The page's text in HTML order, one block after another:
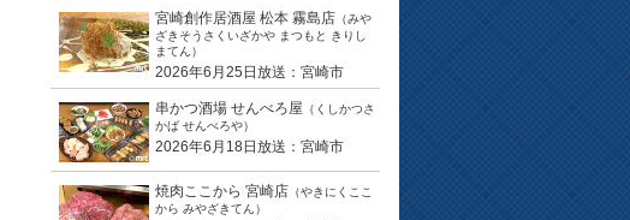
宮崎創作居酒屋 松本 霧島店 （みや
ざきそうさくいざかや まつもと きりし
まてん）
2026年6月25日放送：宮崎市
串かつ酒場 せんべろ屋 （くしかつさ
かば せんべろや）
2026年6月18日放送：宮崎市
焼肉ここから 宮崎店 （やきにくここ
から みやざきてん）